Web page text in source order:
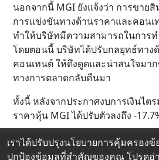
นอกจากนี้ MGI ยังแจ้งว่า การขาย
การแข่งขันทางด้านราคาและคอนเ
ทำให้บริษัทมีความสามารถในการท
โดยตอนนี้ บริษัทได้ปรับกลยุทธ์ทาง
คอนเทนต์ ให้ดึงดูดและน่าสนใจมา
ทางการตลาดกลับคืนมา
ทั้งนี้ หลังจากประกาศงบการเงินไต
ราคาหุ้น MGI ได้ปรับตัวลงถึง -
เราได้ปรับปรุงนโยบายการคุ้มครอง
ปกป้องข้อมูลที่สำคัญของคุณ โปรดอ่